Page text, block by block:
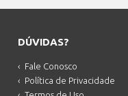
DÚVIDAS?
Fale Conosco
Política de Privacidade